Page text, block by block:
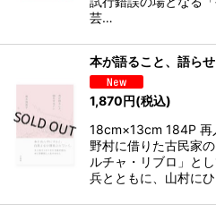
芸…
本が語ること、語ら
1,870円(税込)
18cm×13cm 184P 再
野村に借りた古民家
ルチャ・リブロ」と
兵とともに、山村に